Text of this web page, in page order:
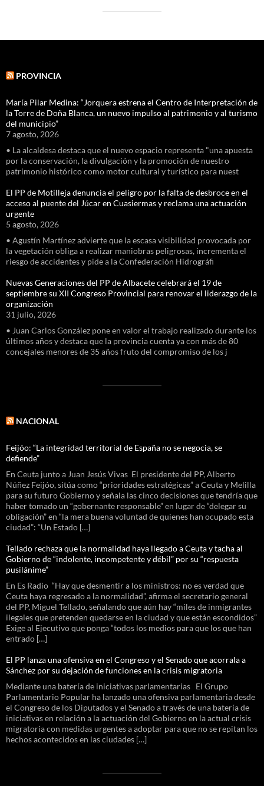
PROVINCIA
María Pilar Medina: “Jorquera estrena el Centro de Interpretación de
la Torre de Doña Blanca, un nuevo impulso al patrimonio y al turismo
del municipio”
7 agosto, 2026
• La alcaldesa destaca que el nuevo espacio representa "una apuesta
por la conservación, la divulgación y la promoción de nuestro
patrimonio histórico como motor cultural y turístico para nuest
El PP de Motilleja denuncia el peligro por la falta de desbroce en el
acceso al puente del Júcar en Cuasiermas y reclama una actuación
urgente
5 agosto, 2026
• Agustín Martínez advierte que la escasa visibilidad provocada por
la vegetación obliga a realizar maniobras peligrosas, incrementa el
riesgo de accidentes y pide a la Confederación Hidrográfi
Nuevas Generaciones del PP de Albacete celebrará el 19 de
septiembre su XII Congreso Provincial para renovar el liderazgo de la
organización
31 julio, 2026
• Juan Carlos González pone en valor el trabajo realizado durante los
últimos años y destaca que la provincia cuenta ya con más de 80
concejales menores de 35 años fruto del compromiso de los j
NACIONAL
Feijóo: “La integridad territorial de España no se negocia, se
defiende”
En Ceuta junto a Juan Jesús Vivas El presidente del PP, Alberto
Núñez Feijóo, sitúa como “prioridades estratégicas” a Ceuta y Melilla
para su futuro Gobierno y señala las cinco decisiones que tendría que
haber tomado un “gobernante responsable” en lugar de “delegar su
obligación” en “la mera buena voluntad de quienes han ocupado esta
ciudad”: “Un Estado […]
Tellado rechaza que la normalidad haya llegado a Ceuta y tacha al
Gobierno de “indolente, incompetente y débil” por su “respuesta
pusilánime”
En Es Radio “Hay que desmentir a los ministros: no es verdad que
Ceuta haya regresado a la normalidad”, afirma el secretario general
del PP, Miguel Tellado, señalando que aún hay “miles de inmigrantes
ilegales que pretenden quedarse en la ciudad y que están escondidos”
Exige al Ejecutivo que ponga “todos los medios para que los que han
entrado […]
El PP lanza una ofensiva en el Congreso y el Senado que acorrala a
Sánchez por su dejación de funciones en la crisis migratoria
Mediante una batería de iniciativas parlamentarias El Grupo
Parlamentario Popular ha lanzado una ofensiva parlamentaria desde
el Congreso de los Diputados y el Senado a través de una batería de
iniciativas en relación a la actuación del Gobierno en la actual crisis
migratoria con medidas urgentes a adoptar para que no se repitan los
hechos acontecidos en las ciudades […]